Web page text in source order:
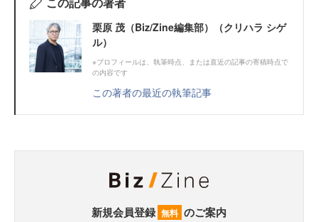
栗原 茂（Biz/Zine編集部）（クリハラ シゲ
ル）
※プロフィールは、執筆時点、または直近の記事の寄稿時点で
の内容です
この著者の最近の執筆記事
新規会員登録 無料 のご案内